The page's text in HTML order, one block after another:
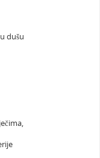
dušu